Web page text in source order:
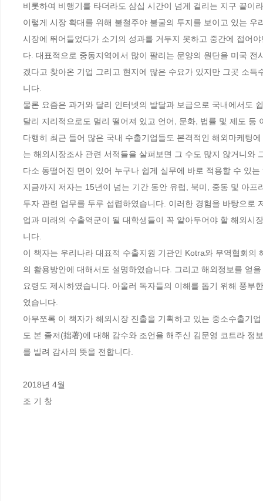
비롯하여 비행기를 타더라도 삼십 시간이 넘게 걸리는 지구 끝
이렇게 시장 확대를 위해 불철주야 불굴의 투지를 보이고 있는
시장에 뛰어들었다가 소기의 성과를 거두지 못하고 중간에 접어
다. 대표적으로 중동지역에서 많이 팔리는 문양의 원단을 미국
겠다고 찾아온 기업 그리고 현지에 많은 수요가 있지만 그곳 소
니다.
물론 요즘은 과거와 달리 인터넷의 발달과 보급으로 국내에서도
달리 지리적으로도 멀리 떨어져 있고 언어, 문화, 법률 및 제도
다행히 최근 들어 많은 국내 수출기업들도 본격적인 해외마케팅
는 해외시장조사 관련 서적들을 살펴보면 그 수도 많지 않거니와
다소 동떨어진 면이 있어 누구나 쉽게 실무에 바로 적용할 수 있
지금까지 저자는 15년이 넘는 기간 동안 유럽, 북미, 중동 및 아
투자 관련 업무를 두루 섭렵하였습니다. 이러한 경험을 바탕으로
업과 미래의 수출역군이 될 대학생들이 꼭 알아두어야 할 해외시
니다.
이 책자는 우리나라 대표적 수출지원 기관인 Kotra와 무역협회
의 활용방안에 대해서도 설명하였습니다. 그리고 해외정보를 얻
요령도 제시하였습니다. 아울러 독자들의 이해를 돕기 위해 풍
였습니다.
아무쪼록 이 책자가 해외시장 진출을 기획하고 있는 중소수출기
도 본 졸저(拙著)에 대해 감수와 조언을 해주신 김문영 코트라 정
를 빌려 감사의 뜻을 전합니다.
2018년 4월
조 기 창